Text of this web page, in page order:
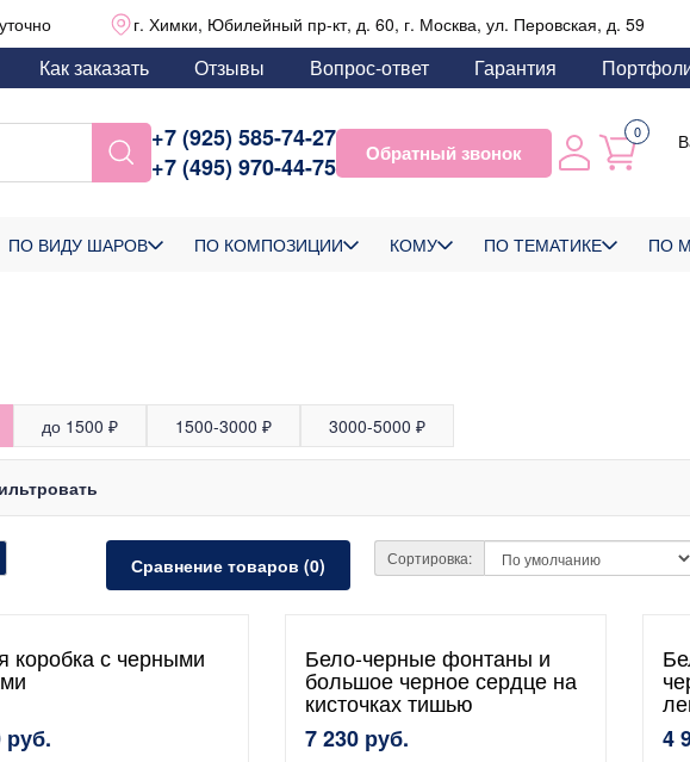
г. Химки, Юбилейный пр-кт, д. 60, г. Москва, ул. Перовская, д. 59
Как заказать Отзывы Вопрос-ответ Гарантия
+7 (925) 585-74-27
+7 (495) 970-44-75
Обратный звонок
0
ПО ВИДУ ШАРОВ ПО КОМПОЗИЦИИ КОМУ ПО ТЕМАТИКЕ ПО
до 1500 ₽ 1500-3000 ₽ 3000-5000 ₽
Сравнение товаров (0) Сортировка:
коробка с черными
руб.
Бело-черные фонтаны и
большое черное сердце на
кисточках тишью
7 230 руб.
4